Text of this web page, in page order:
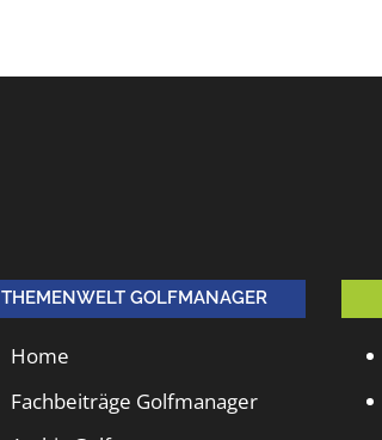
THEMENWELT GOLFMANAGER
Home
Fachbeiträge Golfmanager